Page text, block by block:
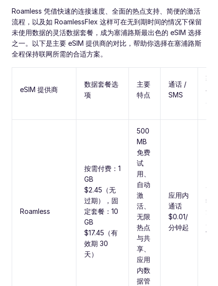
Roamless 凭借快速的连接速度、全面的热点支持、简便的激活
流程，以及如 RoamlessFlex 这样可在无到期时间的情况下保留
未使用数据的灵活数据套餐，成为塞浦路斯最出色的 eSIM 选择
之一。以下是主要 eSIM 提供商的对比，帮助你选择在塞浦路斯
全程保持联网所需的合适方案。
eSIM 提供商
数据套餐选
项
主要
特点
通话 /
SMS
覆
与
Roamless
按需付费：1
GB
$2.45（无
过期），固
定套餐：10
GB
$17.45（有
效期 30
天）
500
MB
免费
试
用、
自动
激
活、
无限
热点
与共
享、
应用
内数
据管
应用内
通话
$0.01/
分钟起
高
5G
无
制